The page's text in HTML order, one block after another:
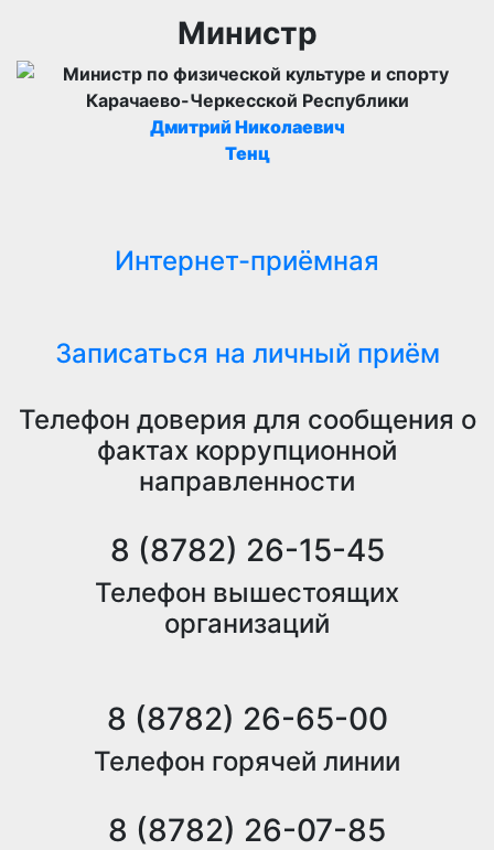
Министр
Дмитрий Николаевич
Тенц
Интернет-приёмная
Записаться на личный приём
Телефон доверия для сообщения о
фактах коррупционной
направленности
8 (8782) 26-15-45
Телефон вышестоящих
организаций
8 (8782) 26-65-00
Телефон горячей линии
8 (8782) 26-07-85